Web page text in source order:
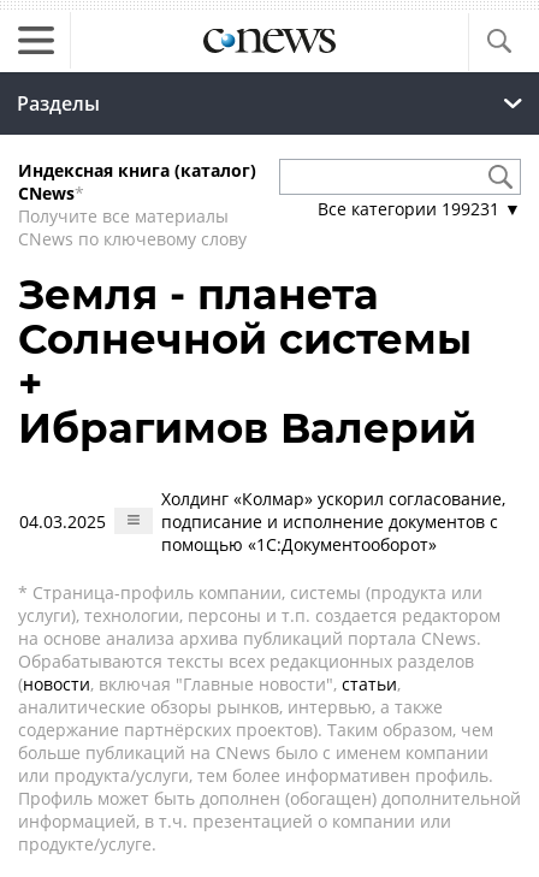
Разделы
Индексная книга (каталог)
CNews*
Получите все материалы
CNews по ключевому слову
Все категории 199231 ▼
Земля - планета
Солнечной системы
+
Ибрагимов Валерий
04.03.2025
Холдинг «Колмар» ускорил согласование,
подписание и исполнение документов с
помощью «1С:Документооборот»
* Страница-профиль компании, системы (продукта или
услуги), технологии, персоны и т.п. создается редактором
на основе анализа архива публикаций портала CNews.
Обрабатываются тексты всех редакционных разделов
(новости, включая "Главные новости", статьи,
аналитические обзоры рынков, интервью, а также
содержание партнёрских проектов). Таким образом, чем
больше публикаций на CNews было с именем компании
или продукта/услуги, тем более информативен профиль.
Профиль может быть дополнен (обогащен) дополнительной
информацией, в т.ч. презентацией о компании или
продукте/услуге.